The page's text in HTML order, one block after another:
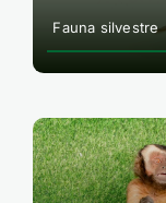
Fauna silvestre